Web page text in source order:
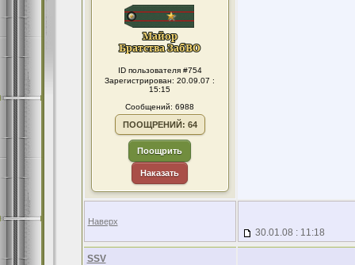
ID пользователя #754
Зарегистрирован: 20.09.07 :
15:15
Сообщений: 6988
ПООЩРЕНИЙ: 64
Поощрить
Наказать
Наверх
30.01.08 : 11:18
SSV